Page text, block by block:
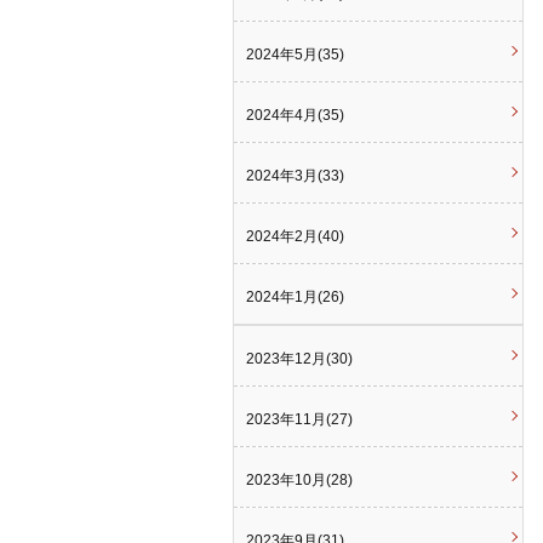
2024年5月(35)
2024年4月(35)
2024年3月(33)
2024年2月(40)
2024年1月(26)
2023年12月(30)
2023年11月(27)
2023年10月(28)